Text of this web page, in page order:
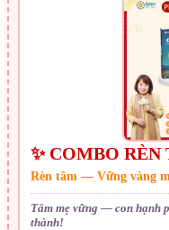
✨ COMBO
Rèn tâm — Vững vàng
Tâm mẹ vững — con hạnh
thành!